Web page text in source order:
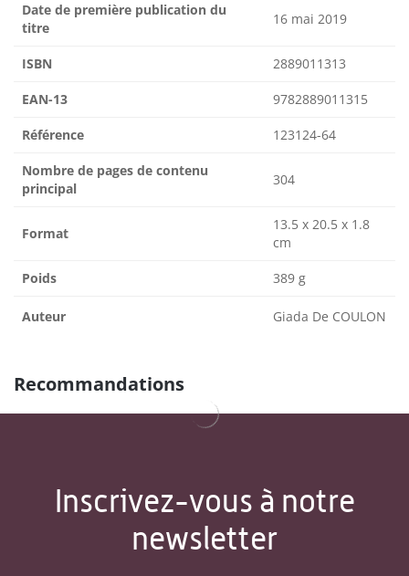
Date de première publication du
titre
16 mai 2019
ISBN 2889011313
EAN-13 9782889011315
Référence 123124-64
Nombre de pages de contenu
principal
304
Format
13.5 x 20.5 x 1.8
cm
Poids 389 g
Auteur Giada De COULON
Recommandations
Inscrivez-vous à notre
newsletter